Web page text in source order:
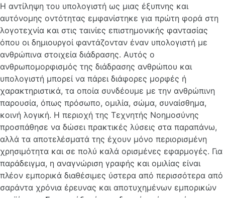
Η αντίληψη του υπολογιστή ως μιας έξυπνης και
αυτόνομης οντότητας εμφανίστηκε για πρώτη φορά στη
λογοτεχνία και στις ταινίες επιστημονικής φαντασίας
όπου οι δημιουργοί φαντάζονταν έναν υπολογιστή με
ανθρώπινα στοιχεία διάδρασης. Αυτός ο
ανθρωπομορφισμός της διάδρασης ανθρώπου και
υπολογιστή μπορεί να πάρει διάφορες μορφές ή
χαρακτηριστικά, τα οποία συνδέουμε με την ανθρώπινη
παρουσία, όπως πρόσωπο, ομιλία, σώμα, συναίσθημα,
κοινή λογική. Η περιοχή της Τεχνητής Νοημοσύνης
προσπάθησε να δώσει πρακτικές λύσεις στα παραπάνω,
αλλά τα αποτελέσματά της έχουν μόνο περιορισμένη
χρησιμότητα και σε πολύ καλά ορισμένες εφαρμογές. Για
παράδειγμα, η αναγνώριση γραφής και ομιλίας είναι
πλέον εμπορικά διαθέσιμες ύστερα από περισσότερα από
σαράντα χρόνια έρευνας και αποτυχημένων εμπορικών